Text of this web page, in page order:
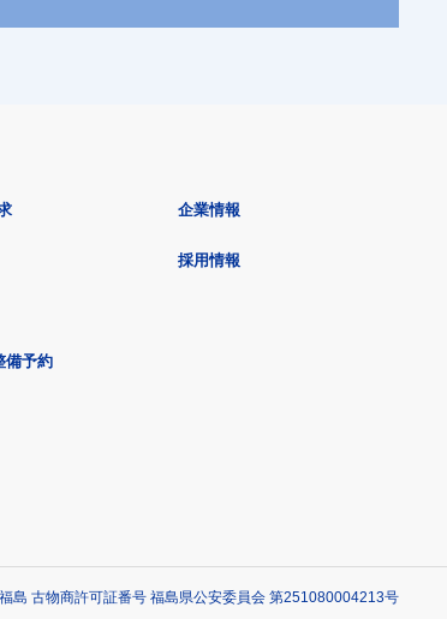
備予約
企業情報
採用情報
島 古物商許可証番号 福島県公安委員会 第251080004213号